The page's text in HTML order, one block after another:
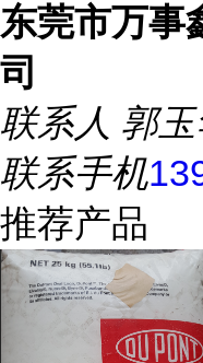
东莞市万事
司
联系人 郭
联系手机
推荐产品